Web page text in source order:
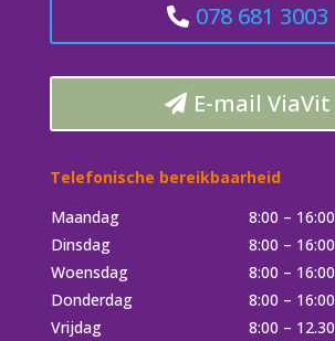
078 681 3003
E-mail ViaVit
Telefonische bereikbaarheid
Maandag
8:00 – 16:00
Dinsdag
8:00 – 16:00
Woensdag
8:00 – 16:00
Donderdag
8:00 – 16:00
Vrijdag
8:00 – 12.30